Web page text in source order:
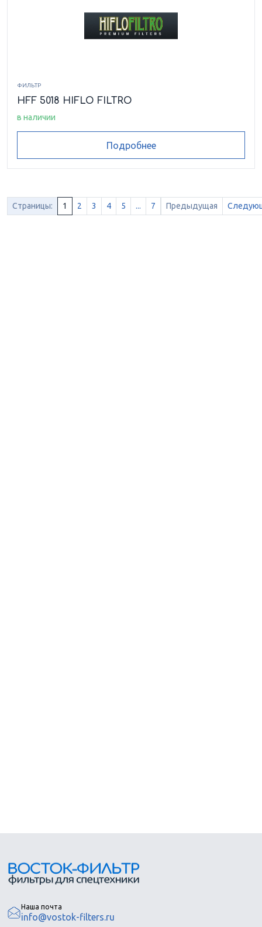
ФИЛЬТР
HFF 5018 HIFLO FILTRO
в наличии
Подробнее
Страницы: 1 2 3 4 5 ... 7 Предыдущая
Наша почта
info@vostok-filters.ru